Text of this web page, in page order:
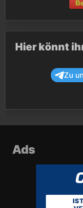
Hier könnt
Zu
Ads